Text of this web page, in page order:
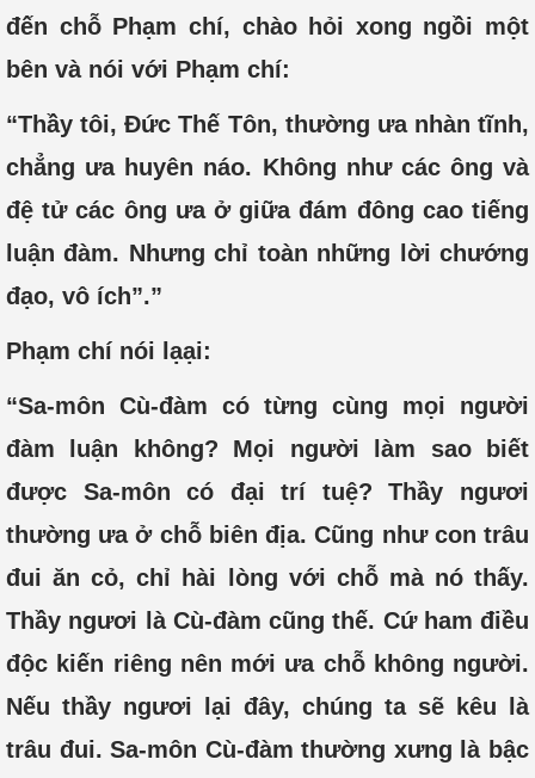
đến chỗ Phạm chí, chào hỏi xong ngồi một
bên và nói với Phạm chí:
“Thầy tôi, Ðức Thế Tôn, thường ưa nhàn tĩnh,
chẳng ưa huyên náo. Không như các ông và
đệ tử các ông ưa ở giữa đám đông cao tiếng
luận đàm. Nhưng chỉ toàn những lời chướng
đạo, vô ích”.”
Phạm chí nói lạại:
“Sa-môn Cù-đàm có từng cùng mọi người
đàm luận không? Mọi người làm sao biết
được Sa-môn có đại trí tuệ? Thầy ngươi
thường ưa ở chỗ biên địa. Cũng như con trâu
đui ăn cỏ, chỉ hài lòng với chỗ mà nó thấy.
Thầy ngươi là Cù-đàm cũng thế. Cứ ham điều
độc kiến riêng nên mới ưa chỗ không người.
Nếu thầy ngươi lại đây, chúng ta sẽ kêu là
trâu đui. Sa-môn Cù-đàm thường xưng là bậc